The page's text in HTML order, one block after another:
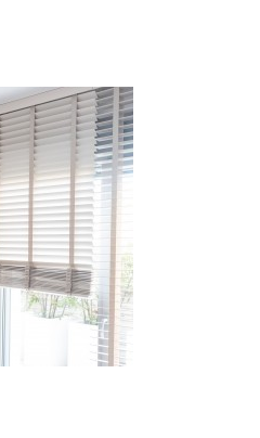
infinidad de posiciones para